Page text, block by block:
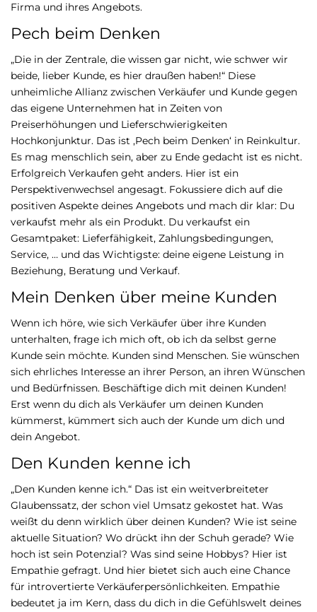
Firma und ihres Angebots.
Pech beim Denken
„Die in der Zentrale, die wissen gar nicht, wie schwer wir
beide, lieber Kunde, es hier draußen haben!“ Diese
unheimliche Allianz zwischen Verkäufer und Kunde gegen
das eigene Unternehmen hat in Zeiten von
Preiserhöhungen und Lieferschwierigkeiten
Hochkonjunktur. Das ist ‚Pech beim Denken‘ in Reinkultur.
Es mag menschlich sein, aber zu Ende gedacht ist es nicht.
Erfolgreich Verkaufen geht anders. Hier ist ein
Perspektivenwechsel angesagt. Fokussiere dich auf die
positiven Aspekte deines Angebots und mach dir klar: Du
verkaufst mehr als ein Produkt. Du verkaufst ein
Gesamtpaket: Lieferfähigkeit, Zahlungsbedingungen,
Service, … und das Wichtigste: deine eigene Leistung in
Beziehung, Beratung und Verkauf.
Mein Denken über meine Kunden
Wenn ich höre, wie sich Verkäufer über ihre Kunden
unterhalten, frage ich mich oft, ob ich da selbst gerne
Kunde sein möchte. Kunden sind Menschen. Sie wünschen
sich ehrliches Interesse an ihrer Person, an ihren Wünschen
und Bedürfnissen. Beschäftige dich mit deinen Kunden!
Erst wenn du dich als Verkäufer um deinen Kunden
kümmerst, kümmert sich auch der Kunde um dich und
dein Angebot.
Den Kunden kenne ich
„Den Kunden kenne ich.“ Das ist ein weitverbreiteter
Glaubenssatz, der schon viel Umsatz gekostet hat. Was
weißt du denn wirklich über deinen Kunden? Wie ist seine
aktuelle Situation? Wo drückt ihn der Schuh gerade? Wie
hoch ist sein Potenzial? Was sind seine Hobbys? Hier ist
Empathie gefragt. Und hier bietet sich auch eine Chance
für introvertierte Verkäuferpersönlichkeiten. Empathie
bedeutet ja im Kern, dass du dich in die Gefühlswelt deines